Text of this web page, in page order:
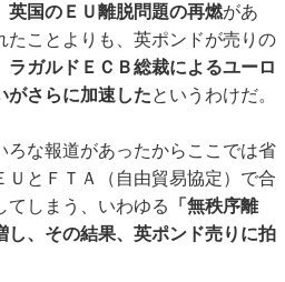
英国のＥＵ離脱問題の再燃があ
たことよりも、英ポンドが売りの
ラガルドＥＣＢ総裁によるユーロ
がさらに加速したというわけだ。
な報道があったからここでは省
ＵとＦＴＡ（自由貿易協定）で合
てしまう、いわゆる
「無秩序離
し、その結果、英ポンド売りに拍